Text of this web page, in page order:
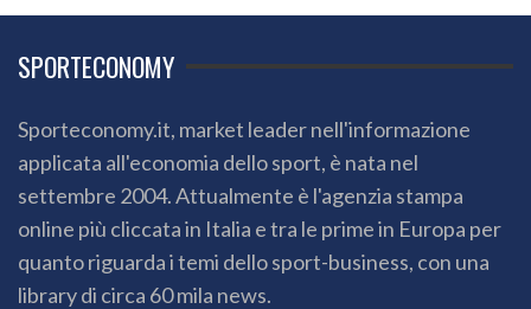
SPORTECONOMY
Sporteconomy.it, market leader nell'informazione
applicata all'economia dello sport, è nata nel
settembre 2004. Attualmente è l'agenzia stampa
online più cliccata in Italia e tra le prime in Europa per
quanto riguarda i temi dello sport-business, con una
library di circa 60 mila news.